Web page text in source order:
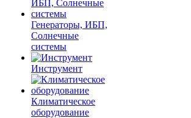
Генераторы, ИБП,
Солнечные
системы
Инструмент
Климатическое
оборудование